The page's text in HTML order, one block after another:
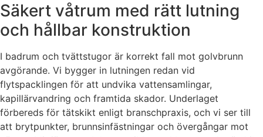
Säkert våtrum med rätt lutning
och hållbar konstruktion
I badrum och tvättstugor är korrekt fall mot golvbrunn
avgörande. Vi bygger in lutningen redan vid
flytspacklingen för att undvika vattensamlingar,
kapillärvandring och framtida skador. Underlaget
förbereds för tätskikt enligt branschpraxis, och vi ser till
att brytpunkter, brunnsinfästningar och övergångar mot